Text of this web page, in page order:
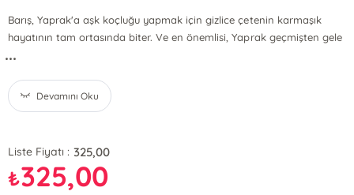
Barış, Yaprak'a aşk koçluğu yapmak için gizlice çetenin karmaşık
hayatının tam ortasında biter. Ve en önemlisi, Yaprak geçmişten gele
...
Devamını Oku
Liste Fiyatı : 325,00
₺325,00